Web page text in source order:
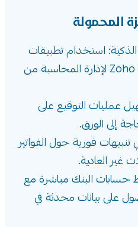
المحمولة
استخدام تطبيقات
مثل Wave أو Zoho Books لإدارة المحاسبة من
عمليات التوقيع على
إلى الورق.
تنبيهات فورية حول الفواتير
غير العادية.
حسابات البنك مباشرة مع
على بيانات محدثة في